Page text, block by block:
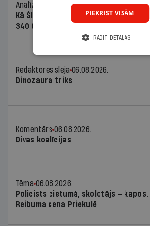
Analīze
06.08.2026.
Kā Šlesera partija palika nesodīta par
340 000 vērtu reklāmas kampaņu
Redaktores sleja 06.08.2026.
Dinozaura triks
Komentārs 06.08.2026.
Divas koalīcijas
Tēma 06.08.2026.
Policists cietumā, skolotājs – kapos.
Reibuma cena Priekulē
PIEKRIST VISĀM
RĀDĪT DETAĻAS